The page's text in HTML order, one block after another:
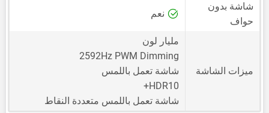
شاشة بدون
حواف
نعم
ميزات الشاشة
مليار لون
2592Hz PWM Dimming
شاشة تعمل باللمس
HDR10+
شاشة تعمل باللمس متعددة النقاط